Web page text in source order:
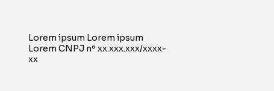
Lorem ipsum Lorem ipsum
Lorem CNPJ nº xx.xxx.xxx/xxxx-
xx